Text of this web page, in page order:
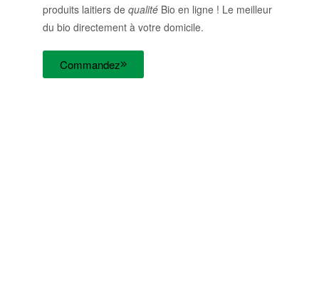
produits laitiers de qualité Bio en ligne ! Le meilleur
du bio directement à votre domicile.
Commandez